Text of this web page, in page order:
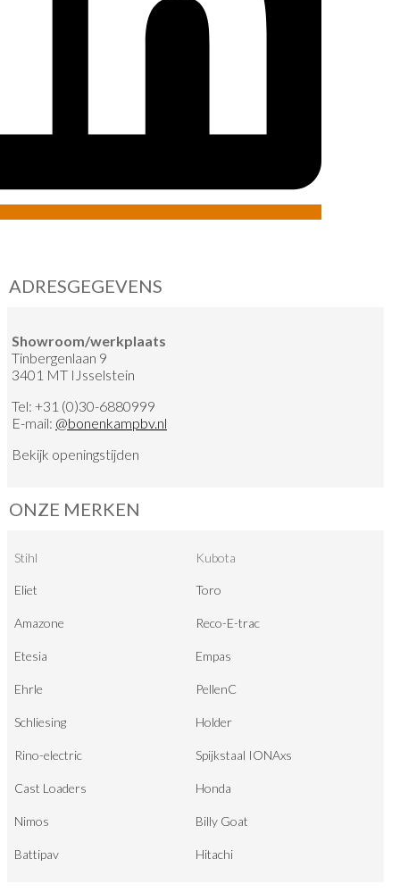
ADRESGEGEVENS
Showroom/werkplaats
Tinbergenlaan 9
3401 MT IJsselstein
Tel: +31 (0)30-6880999
E-mail: @bonenkampbv.nl
Bekijk openingstijden
ONZE MERKEN
Stihl Kubota
Eliet Toro
Amazone Reco-E-trac
Etesia Empas
Ehrle PellenC
Schliesing Holder
Rino-electric Spijkstaal IONAxs
Cast Loaders Honda
Nimos Billy Goat
Battipav Hitachi